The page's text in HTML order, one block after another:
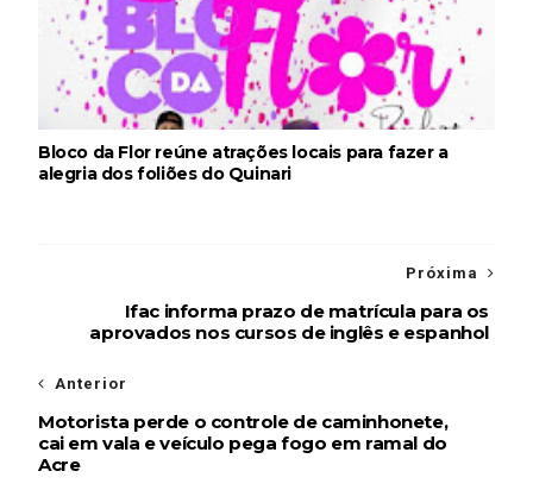
Bloco da Flor reúne atrações locais para fazer a
alegria dos foliões do Quinari
Próxima
Ifac informa prazo de matrícula para os
aprovados nos cursos de inglês e espanhol
Anterior
Motorista perde o controle de caminhonete,
cai em vala e veículo pega fogo em ramal do
Acre